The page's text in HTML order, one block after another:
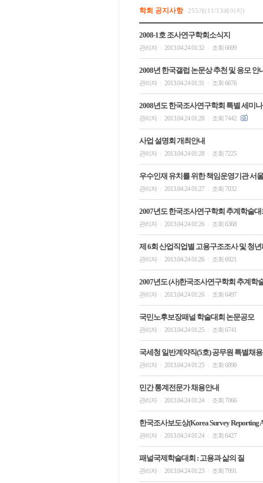
학회 공지사항 255개(11/13페이지)
2008-1호 조사연구학회소식지
관리자 2013.04.24 01:32 조회 6699
2008년 한국갤럽 논문상 추천 및 응모 안
관리자 2013.04.24 01:31 조회 6676
2008년도 한국조사연구학회 특별 세미
관리자 2013.04.24 01:28 조회 7442
사업 설명회 개최안내
관리자 2013.04.24 01:28 조회 7225
우수인재 유치를 위한 책임운영기관 서
관리자 2013.04.24 01:27 조회 7032
2007년도 한국조사연구학회 추계학술대
관리자 2013.04.24 01:26 조회 6368
제 6회 산업직업별 고용구조조사 및 청
관리자 2013.04.24 01:26 조회 6921
2007년도 (사)한국조사연구학회 추계학
관리자 2013.04.24 01:26 조회 6497
국민노후보장패널 학술대회 논문공모
관리자 2013.04.24 01:25 조회 6741
국세청 일반계약직(5호) 공무원 특별채
관리자 2013.04.24 01:25 조회 6898
민간 통계전문가 채용안내
관리자 2013.04.24 01:24 조회 7066
한국조사보도상(Korea Survey Reporting
관리자 2013.04.24 01:24 조회 6427
패널국제학술대회 : 고용과 삶의 질
관리자 2013.04.24 01:23 조회 7991